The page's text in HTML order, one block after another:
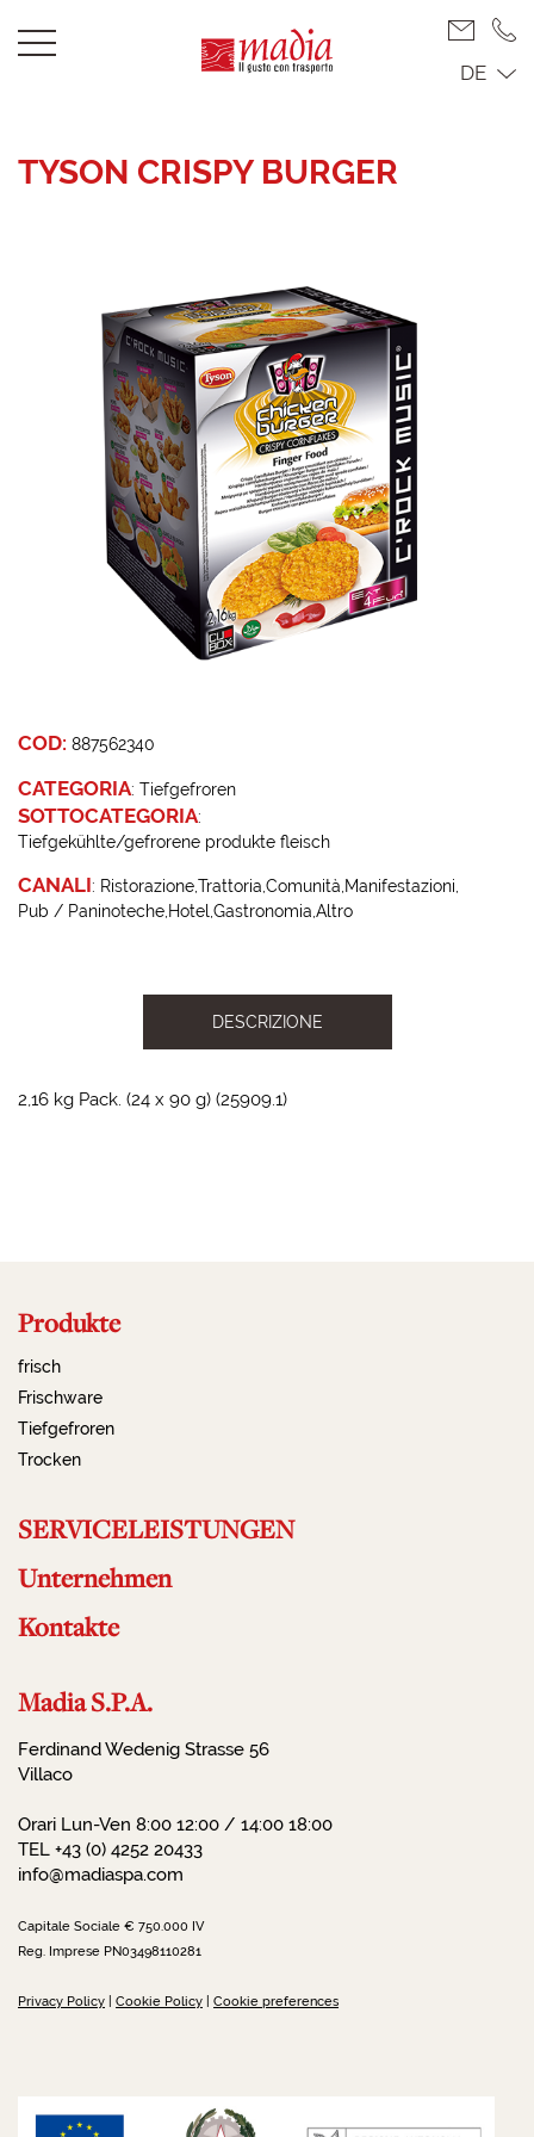
DE
TYSON CRISPY BURGER
COD: 887562340
CATEGORIA: Tiefgefroren
SOTTOCATEGORIA:
Tiefgekühlte/gefrorene produkte fleisch
CANALI: RistorazioneTrattoria Comunità Manifestazioni
Pub / Paninoteche Hotel Gastronomia Altro
DESCRIZIONE
2,16 kg Pack. (24 x 90 g) (25909.1)
Produkte
frisch
Frischware
Tiefgefroren
Trocken
SERVICELEISTUNGEN
Unternehmen
Kontakte
Madia S.P.A.
Ferdinand Wedenig Strasse 56
Villaco
Orari Lun-Ven 8:00 12:00 / 14:00 18:00
TEL +43 (0) 4252 20433
info@madiaspa.com
Capitale Sociale € 750.000 IV
Reg. Imprese PN03498110281
Privacy Policy | Cookie Policy | Cookie preferences